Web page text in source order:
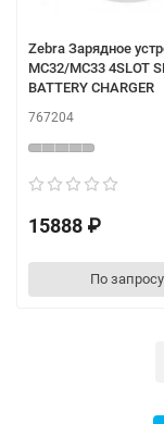
Zebra Зарядное
MC32/MC33 4SLOT
BATTERY CHARGER
767204
15888 ₽
По запросу